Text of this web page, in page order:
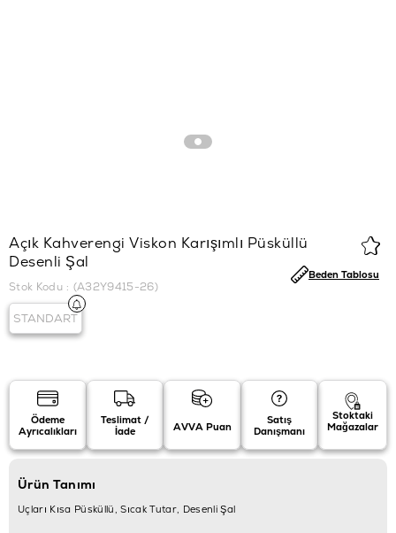
Açık Kahverengi Viskon Karışımlı Püsküllü
Desenli Şal
Stok Kodu (A32Y9415-26)
STANDART
Beden Tablosu
Ödeme
Ayrıcalıkları
Teslimat /
İade
AVVA Puan
Satış
Danışmanı
Stoktaki
Mağazalar
Ürün Tanımı
Uçları Kısa Püsküllü, Sıcak Tutar, Desenli Şal